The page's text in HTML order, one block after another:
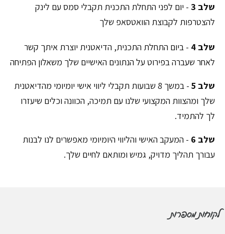
שלב 3
- יום לפני התחלת התכנית תקבלי סמס עם לינק
להצטרפות לקבוצת הוואטסאפ שלך
שלב 4
- ביום התחלת התכנית, הדיאטנית יוצרת איתך קשר
לאחר שעברה בפירוט על הנתונים האישיים שלך משאלון הפתיחה
שלב 5
- במשך 8 שבועות תקבלי ליווי אישי יומיומי מהדיאטנית
שלך ומהצוות המקצועי שלנו עם תמיכה, הכוונה וכלים שיעזרו
לך להתמיד.
שלב 6
- המעקב האישי והליווי היומיומי מאפשרים לנו לבנות
עבורך תהליך מדויק, גמיש ומותאם לחיים שלך.
לקוחות מספרות